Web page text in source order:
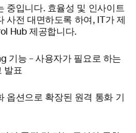
중입니다. 효율성 및 인사이트
사전 대면하도록 하여, IT가 제
Hub 제공합니다.
기능 – 사용자가 필요로 하는
발표
옵션으로 확장된 원격 통화 기